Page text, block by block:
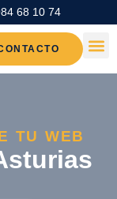
68 10 74
TU WEB